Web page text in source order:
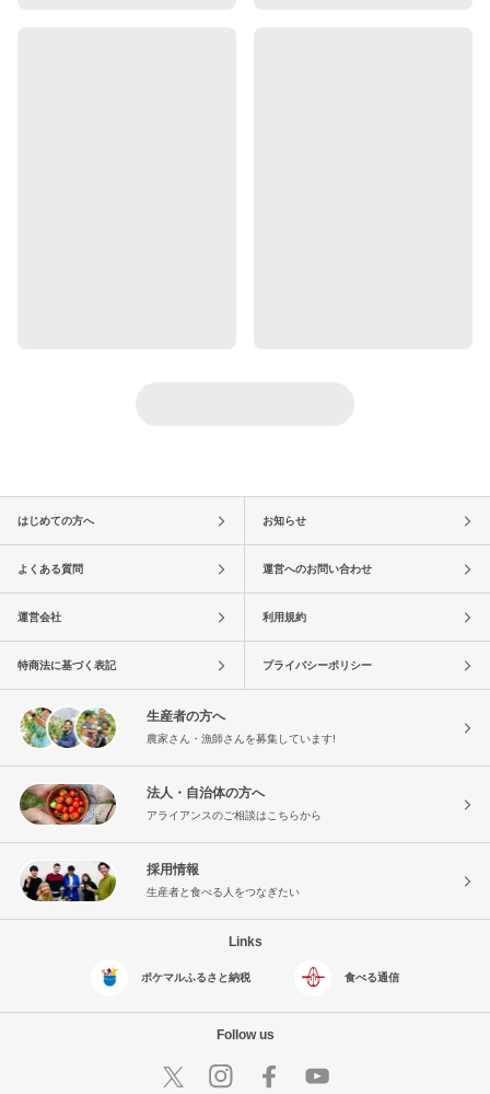
はじめての方へ お知らせ
よくある質問 運営へのお問い合わせ
運営会社 利用規約
特商法に基づく表記 プライバシーポリシー
生産者の方へ
農家さん・漁師さんを募集しています!
法人・自治体の方へ
アライアンスのご相談はこちらから
採用情報
生産者と食べる人をつなぎたい
Links
ポケマルふるさと納税 食べる通信
Follow us